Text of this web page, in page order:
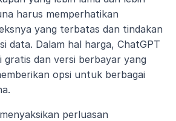
harus memperhatikan
yang terbatas dan tindakan
data. Dalam hal harga, ChatGPT
gratis dan versi berbayar yang
opsi untuk berbagai
perluasan